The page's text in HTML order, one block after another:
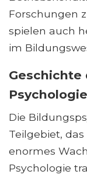
Forschungen
spielen auch
im
Geschichte
Psychologie
Die
Teilgebiet,
enormes
Psychologie